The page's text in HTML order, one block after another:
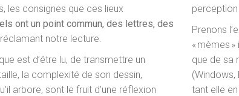
les consignes que ces lieux
ont un point commun, des lettres, des
notre lecture.
est d’être lu, de transmettre un
la complexité de son dessin,
arbore, sont le fruit d’une réflexion
Prenons
« mèmes
que de sa
(Windows,
tant elle